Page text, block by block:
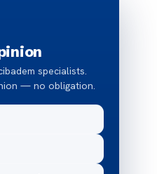
specialists.
— no obligation.